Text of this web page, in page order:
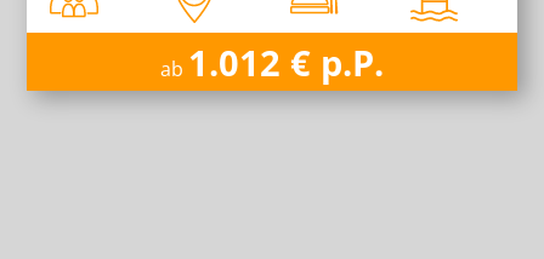
ab 1.012 € p.P.